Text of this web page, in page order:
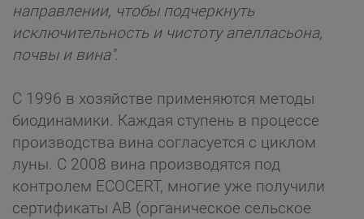
направлении, чтобы подчеркнуть
исключительность и чистоту апелласьона,
почвы и вина".
C 1996 в хозяйстве применяются методы
биодинамики. Каждая ступень в процессе
производства вина согласуется с циклом
луны. С 2008 вина производятся под
контролем ECOCERT, многие уже получили
сертификаты AB (органическое сельское